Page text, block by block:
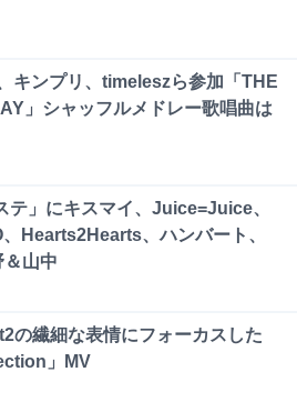
キンプリ、timeleszら参加「THE
」シャッフルメドレー歌唱曲は
テ」にキスマイ、Juice=Juice、
、Hearts2Hearts、ハンバート、
山中
の繊細な表情にフォーカスした
」MV